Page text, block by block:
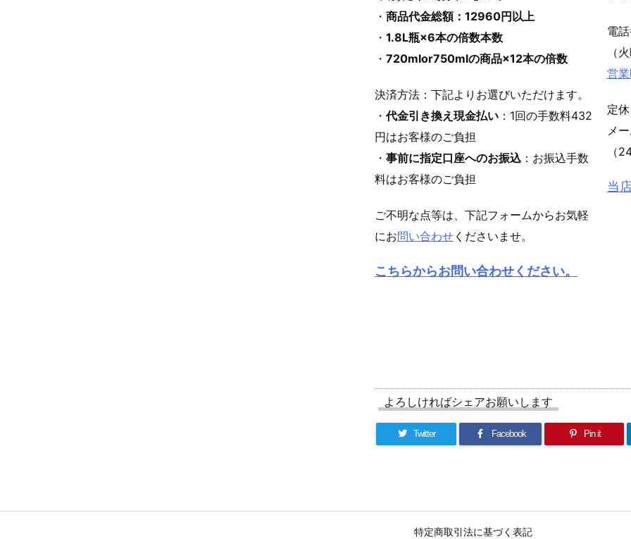
・ 商品代金総額：12960円以上
・ 1.8L瓶×6本の倍数本数
・ 720mlor750mlの商品×12本の倍数
決済方法：下記よりお選びいただけます。
・ 代金引き換え現金払い ：1回の手数料432
円はお客様のご負担
・ 事前に指定口座へのお振込 ：お振込手数
料はお客様のご負担
ご不明な点等は、下記フォームからお気軽
にお問い合わせ くださいませ。
こちらからお問い合わせください。
電
（
営
定
メ
（
当
よろしければシェアお願いします
Twitter Facebook Pin it
特定商取引法に基づく表記